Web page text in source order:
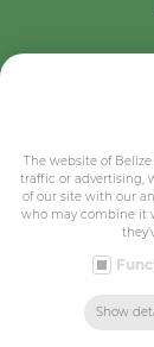
The website of
traffic or advertising,
of our site with our
who may combine it
Show